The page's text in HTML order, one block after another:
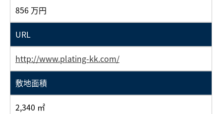
856 万円
URL
http://www.plating-kk.com/
敷地面積
2,340 ㎡